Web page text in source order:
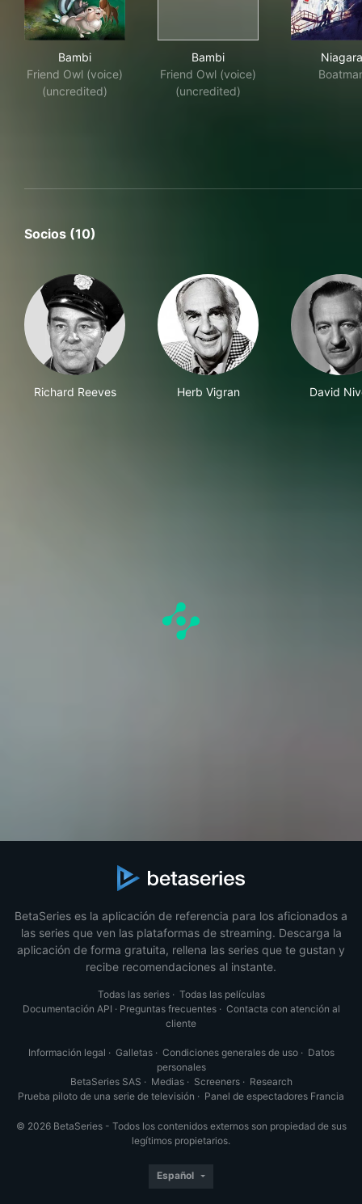
Bambi
Friend Owl (voice)
(uncredited)
Bambi
Friend Owl (voice)
(uncredited)
Niagara
Socios (10)
Richard Reeves Herb Vigran David
BetaSeries es la aplicación de referencia para los aficionados a
las series que ven las plataformas de streaming. Descarga la
aplicación de forma gratuita, rellena las series que te gustan y
recibe recomendaciones al instante.
Todas las series· Todas las películas
Documentación API · Preguntas frecuentes· Contacta con atención al
cliente
Información legal · Galletas· Condiciones generales de uso· Datos
personales
BetaSeries SAS · Medias· Screeners· Research
Prueba piloto de una serie de televisión · Panel de espectadores Francia
© 2026 BetaSeries - Todos los contenidos externos son propiedad de sus
legítimos propietarios.
Español